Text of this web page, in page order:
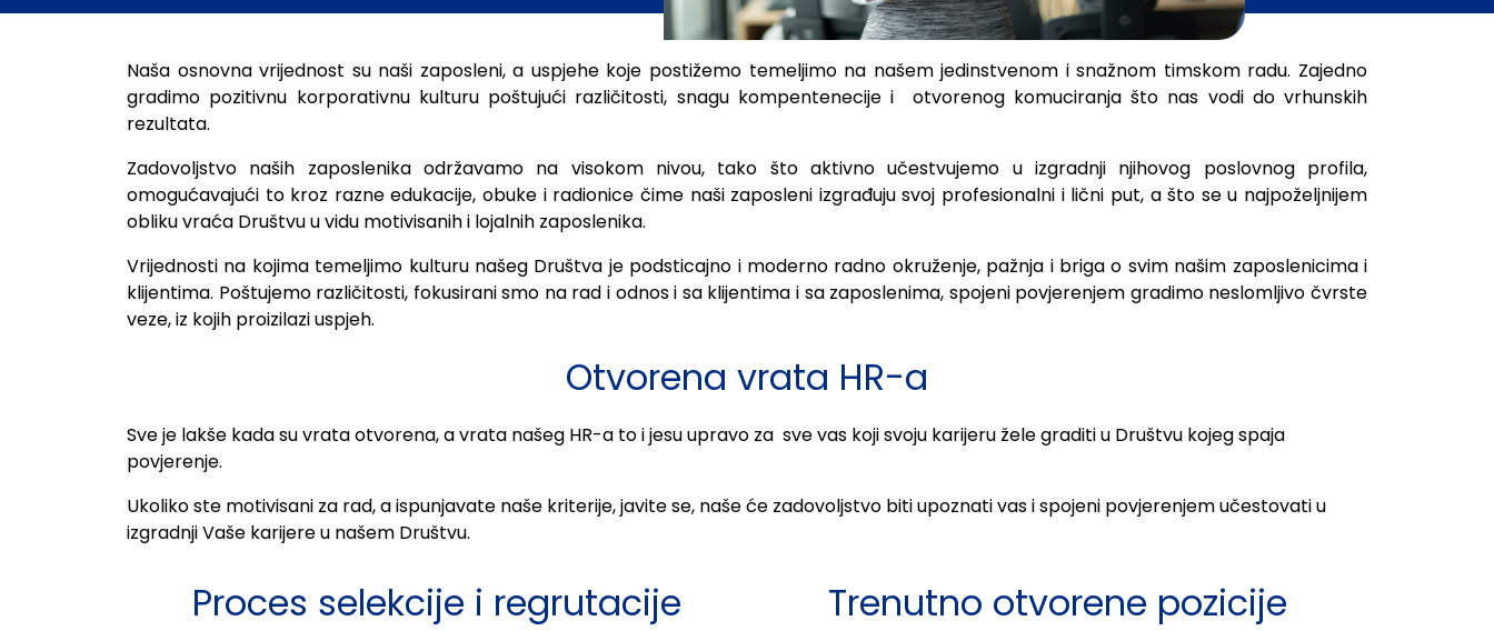
Naša osnovna vrijednost su naši zaposleni, a uspjehe koje postižemo temeljimo na našem jedinstvenom i snažnom timskom radu. Zajedno
gradimo pozitivnu korporativnu kulturu poštujući različitosti, snagu kompentenecije i otvorenog komuciranja što nas vodi do vrhunskih
rezultata.
Zadovoljstvo naših zaposlenika održavamo na visokom nivou, tako što aktivno učestvujemo u izgradnji njihovog poslovnog profila,
omogućavajući to kroz razne edukacije, obuke i radionice čime naši zaposleni izgrađuju svoj profesionalni i lični put, a što se u najpoželjnijem
obliku vraća Društvu u vidu motivisanih i lojalnih zaposlenika.
Vrijednosti na kojima temeljimo kulturu našeg Društva je podsticajno i moderno radno okruženje, pažnja i briga o svim našim zaposlenicima i
klijentima. Poštujemo različitosti, fokusirani smo na rad i odnos i sa klijentima i sa zaposlenima, spojeni povjerenjem gradimo neslomljivo čvrste
veze, iz kojih proizilazi uspjeh.
Otvorena vrata HR-a
Sve je lakše kada su vrata otvorena, a vrata našeg HR-a to i jesu upravo za sve vas koji svoju karijeru žele graditi u Društvu kojeg spaja
povjerenje.
Ukoliko ste motivisani za rad, a ispunjavate naše kriterije, javite se, naše će zadovoljstvo biti upoznati vas i spojeni povjerenjem učestovati u
izgradnji Vaše karijere u našem Društvu.
Proces selekcije i regrutacije Trenutno otvorene pozicije